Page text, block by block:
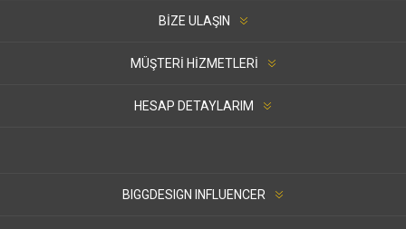
BIZE ULAŞIN
MÜŞTERI HIZMETLERI
HESAP DETAYLARIM
BIGGDESIGN INFLUENCER